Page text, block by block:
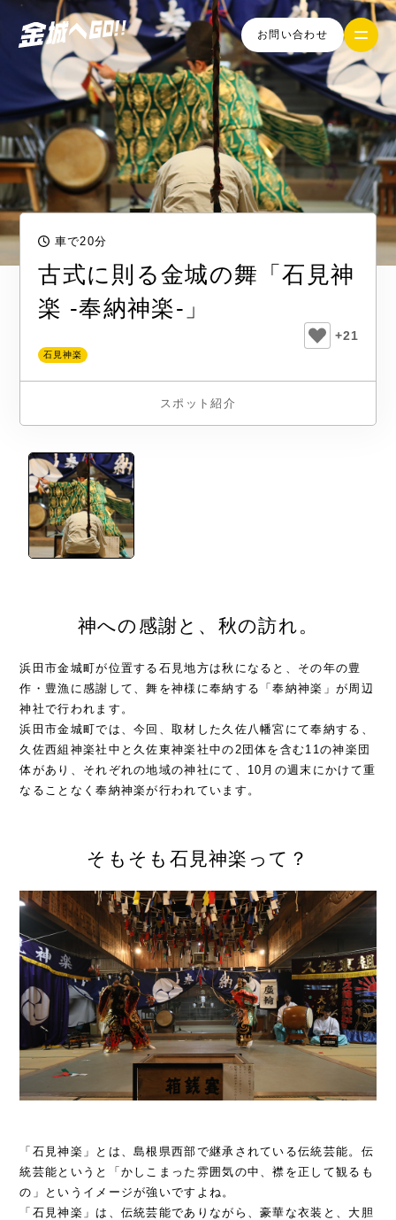
お問い合わせ
車で20分
古式に則る金城の舞「石見神
楽 -奉納神楽-」
+21
石見神楽
スポット紹介
神への感謝と、秋の訪れ。
浜田市金城町が位置する石見地方は秋になると、その年の豊
作・豊漁に感謝して、舞を神様に奉納する「奉納神楽」が周辺
神社で行われます。
浜田市金城町では、今回、取材した久佐八幡宮にて奉納する、
久佐西組神楽社中と久佐東神楽社中の2団体を含む11の神楽団
体があり、それぞれの地域の神社にて、10月の週末にかけて重
なることなく奉納神楽が行われています。
そもそも石見神楽って？
「石見神楽」とは、島根県西部で継承されている伝統芸能。伝
統芸能というと「かしこまった雰囲気の中、襟を正して観るも
の」というイメージが強いですよね。
「石見神楽」は、伝統芸能でありながら、豪華な衣装と、大胆